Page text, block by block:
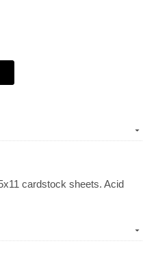
cardstock sheets. Acid